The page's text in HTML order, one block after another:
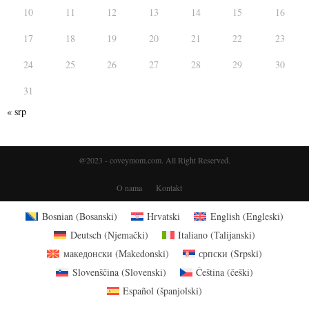
10
11 12 13 14 15
16
17
18 19 20 21 22
23
24
25 26 27 28 29
30
31
« srp
@2023 - coveymom.com. All Right Reserved.
O nama Kontakt
Bosnian(Bosanski) Hrvatski English(Engleski)
Deutsch(Njemački) Italiano (Talijanski)
македонски (Makedonski) српски (Srpski)
Slovenščina(Slovenski) Čeština (češki)
Español (španjolski)